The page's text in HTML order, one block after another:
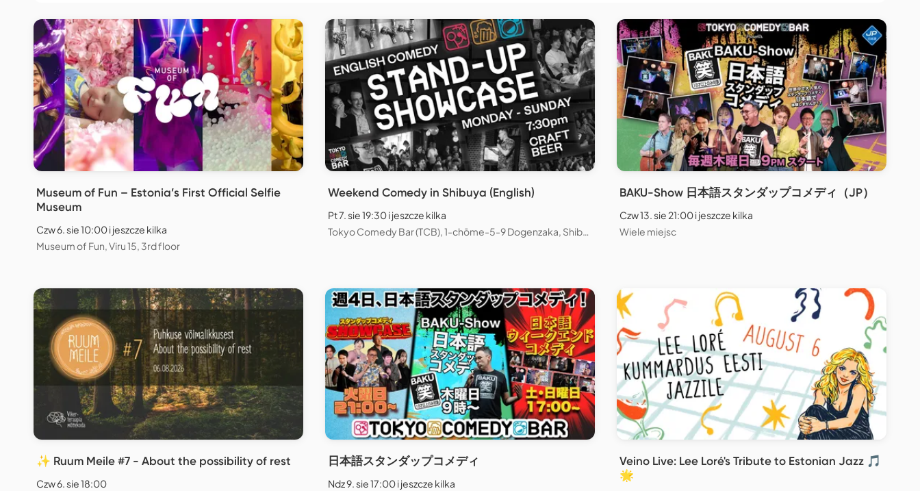
Museum of Fun – Estonia’s First Official Selfie
Museum
Czw 6. sie 10:00 i jeszcze kilka
Museum of Fun, Viru 15, 3rd floor
Weekend Comedy in Shibuya (English)
Pt 7. sie 19:30 i jeszcze kilka
Tokyo Comedy Bar (TCB), 1-chōme-5-9 Dogenzaka, Shibuya City, Tokyo, Japan
BAKU-Show 日本語スタンダップコメディ（JP）
Czw 13. sie 21:00 i jeszcze kilka
Wiele miejsc
✨ Ruum Meile #7 - About the possibility of rest
Czw 6. sie 18:00
日本語スタンダップコメディ
Ndz 9. sie 17:00 i jeszcze kilka
Veino Live: Lee Loré's Tribute to Estonian Jazz 🎵
🌟